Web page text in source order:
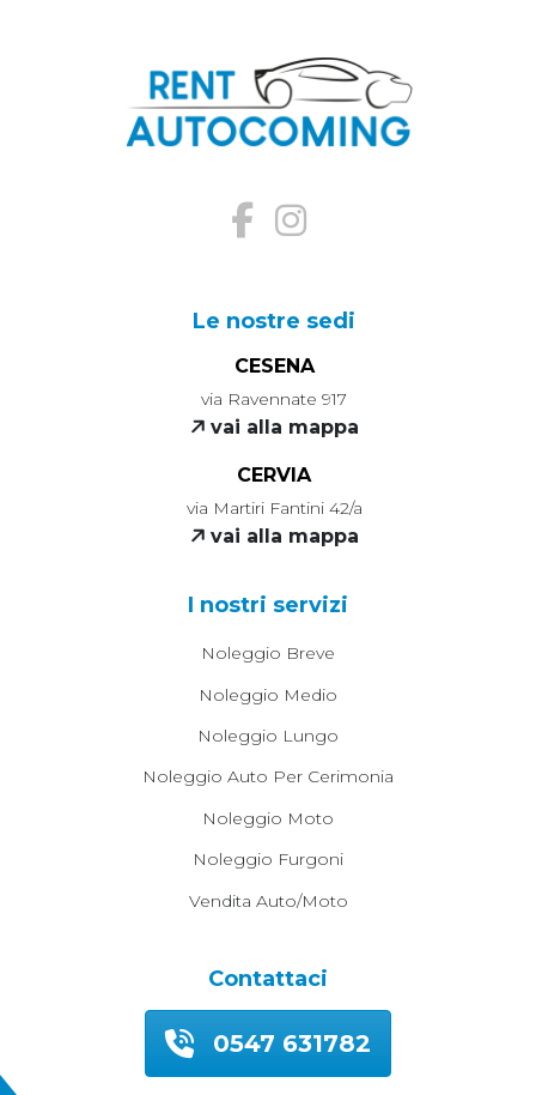
Le nostre sedi
CESENA
via Ravennate 917
vai alla mappa
CERVIA
via Martiri Fantini 42/a
vai alla mappa
I nostri servizi
Noleggio Breve
Noleggio Medio
Noleggio Lungo
Noleggio Auto Per Cerimonia
Noleggio Moto
Noleggio Furgoni
Vendita Auto/moto
Contattaci
0547 631782